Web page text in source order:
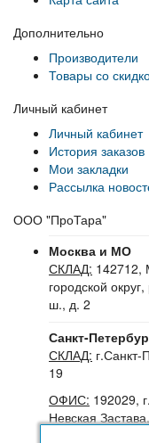
Дополнительно
Производители
Товары со
Личный кабинет
Личный кабинет
История заказов
Мои закладки
Рассылка
ООО "ПроТара"
Москва и МО
СКЛАД: 142712,
городской
ш., д. 2
Санкт-
СКЛАД: г.Санкт-
19
ОФИС: 192029,
Невская